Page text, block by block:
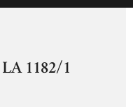
1182/1